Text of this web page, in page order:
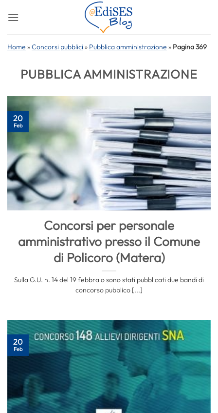
Home »Concorsi pubblici » Pubblica amministrazione » Pagina 369
PUBBLICA AMMINISTRAZIONE
Concorsi per personale
amministrativo presso il Comune
di Policoro (Matera)
Sulla G.U. n. 14 del 19 febbraio sono stati pubblicati due bandi di
concorso pubblico [...]
20
Feb
20
Feb